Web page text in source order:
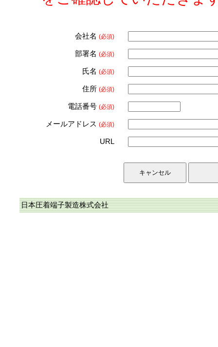
会社名 (必須)
部署名 (必須)
氏名 (必須)
住所 (必須)
電話番号 (必須)
メールアドレス (必須)
URL
日本圧着端子製造株式会社